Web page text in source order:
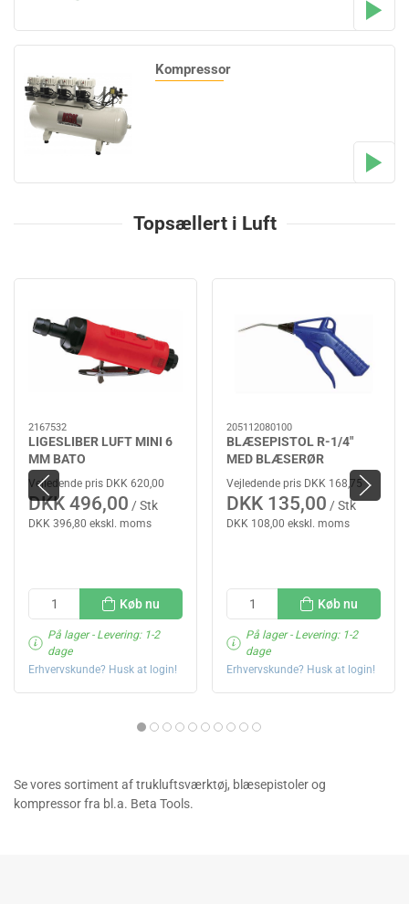
Kompressor
Topsællert i Luft
2167532
LIGESLIBER LUFT MINI 6
MM BATO
Vejledende pris DKK 620,00
DKK 496,00 / Stk
DKK 396,80 ekskl. moms
Køb nu
På lager- Levering: 1-2
dage
Erhvervskunde? Husk at login!
205112080100
BLÆSEPISTOL R-1/4"
MED BLÆSERØR
Vejledende pris DKK 168,75
DKK 135,00 / Stk
DKK 108,00 ekskl. moms
Køb nu
På lager- Levering: 1-2
dage
Erhvervskunde? Husk at login!
Se vores sortiment af trukluftsværktøj, blæsepistoler og
kompressor fra bl.a. Beta Tools.